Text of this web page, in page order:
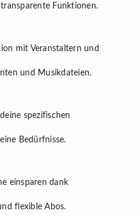
Funktionen.
mit Veranstaltern und
und Musikdateien.
spezifischen
Bedürfnisse.
einsparen dank
flexible Abos.